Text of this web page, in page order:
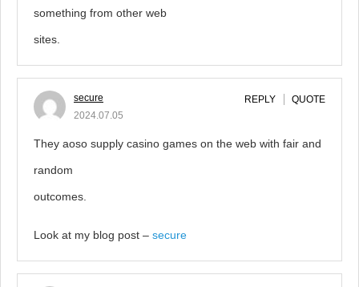
something from other web
sites.
secure
2024.07.05
REPLY QUOTE
They aoso supply casino games on the web with fair and
random
outcomes.
Look at my blog post – secure